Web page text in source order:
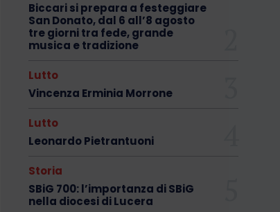
Biccari si prepara a festeggiare
San Donato, dal 6 all’8 agosto
tre giorni tra fede, grande
musica e tradizione
Lutto
Vincenza Erminia Morrone
Lutto
Leonardo Pietrantuoni
Storia
SBiG 700: l’importanza di SBiG
nella diocesi di Lucera